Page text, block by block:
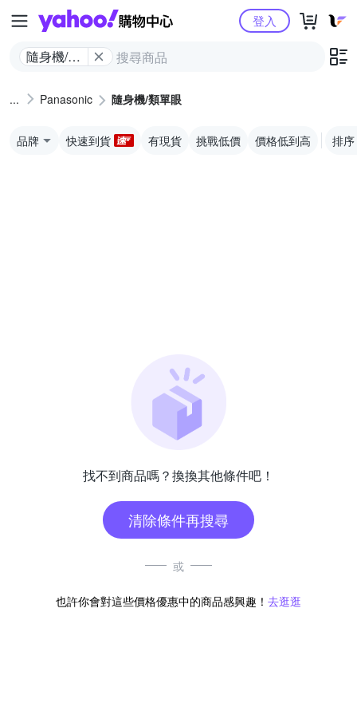
Yahoo購物中心
隨身機/類
登入
Panasonic 隨身機/類單眼
品牌 快速到貨 有現貨 挑戰低價 價格低到高 排序
找不到商品嗎？換換其他條件吧！
清除條件再搜尋
或
也許你會對這些價格優惠中的商品感興趣！ 去逛逛